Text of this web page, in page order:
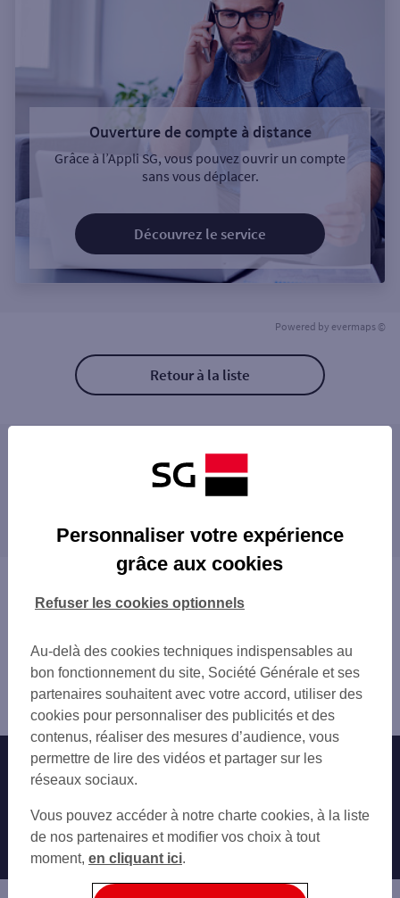
Ouverture de compte à distance
Grâce à l’Appli SG, vous pouvez ouvrir un compte
sans vous déplacer.
Découvrez le service
Powered by evermaps ©
Retour à la liste
Les distributeurs/automates à proximité
GARE SNCF DUNKERQUE
DUNKERQUE ALEX III
DUNKERQUE 6 BD SAINTE BARBE
GRANDE SYNTHE
DUNKERQUE MALO
GRANDE SYNTHE 28 AV DE L ANCIEN VIL
DUNKERQUE 13 PL TURENNE
BERGUES 5 RUE NATIONALE
BERGUES REPUBLIQUE
E.LECLERC BERGUES
BRAY DUNES
BOURBOURG 32 PL DU GAL DE GAULLE
GRAVELINES 6 PL ALBERT DENVERS
GRAVELINES
GRAVELINES
proximité
SAINT-POL-SUR-MER
COUDEKERQUE-BRANCHE
GRANDE-SYNTHE
Vous êtes ici : Accueil
Trouver une agence bancaire
Nord
Dunkerque
Distributeur/automate DUNKERQUE 279 RUE DE LA
REPUBLIQUE
Nos engagements Nous contacter
Autres sites SG
Professionnels
Entreprises
Personnaliser votre expérience
grâce aux cookies
Au-delà des cookies techniques indispensables au
bon fonctionnement du site, Société Générale et ses
partenaires souhaitent avec votre accord, utiliser des
cookies pour personnaliser des publicités et des
contenus, réaliser des mesures d’audience, vous
permettre de lire des vidéos et partager sur les
réseaux sociaux.
Vous pouvez accéder à notre charte cookies, à la liste
de nos partenaires et modifier vos choix à tout
moment, en cliquant ici.
Refuser les cookies optionnels